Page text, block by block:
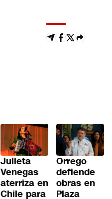
Julieta
Venegas
aterriza en
Chile para
Orrego
defiende
obras en
Plaza